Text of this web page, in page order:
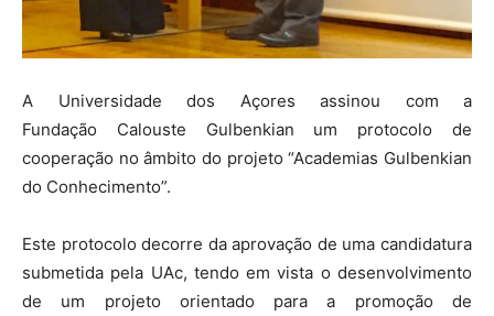
A Universidade dos Açores assinou com a
Fundação Calouste Gulbenkian um protocolo de
cooperação no âmbito do projeto “Academias Gulbenkian
do Conhecimento”.
Este protocolo decorre da aprovação de uma candidatura
submetida pela UAc, tendo em vista o desenvolvimento
de um projeto orientado para a promoção de